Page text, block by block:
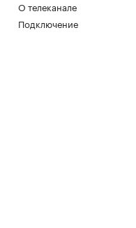
О телеканале
Подключение